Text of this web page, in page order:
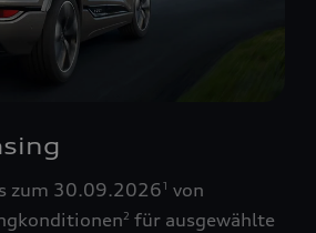
zum 30.09.20261 von
2 für ausgewählte